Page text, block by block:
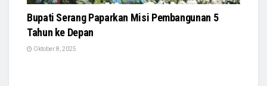
Bupati Serang Paparkan Misi Pembangunan 5
Tahun ke Depan
Oktober 8, 2025